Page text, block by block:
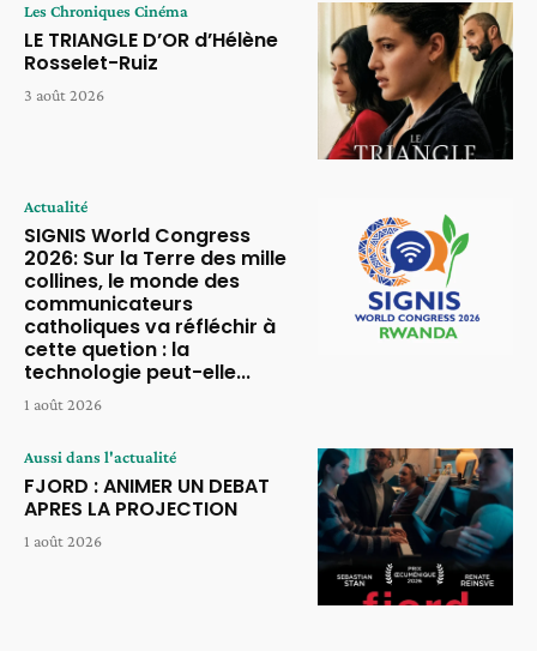
Les Chroniques Cinéma
LE TRIANGLE D’OR d’Hélène
Rosselet-Ruiz
3 août 2026
Actualité
SIGNIS World Congress
2026: Sur la Terre des mille
collines, le monde des
communicateurs
catholiques va réfléchir à
cette quetion : la
technologie peut-elle...
1 août 2026
Aussi dans l'actualité
FJORD : ANIMER UN DEBAT
APRES LA PROJECTION
1 août 2026